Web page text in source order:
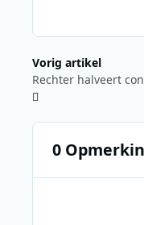
Vorig artikel
Rechter halveert
0